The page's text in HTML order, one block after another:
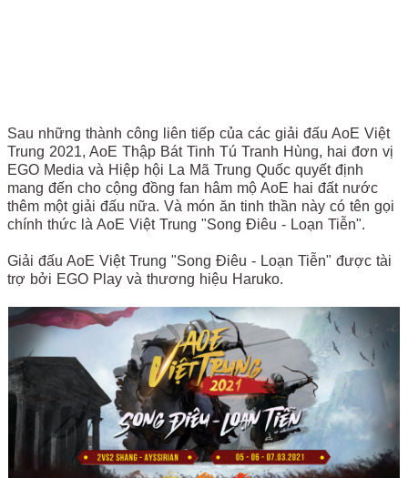
Sau những thành công liên tiếp của các giải đấu AoE Việt
Trung 2021, AoE Thập Bát Tinh Tú Tranh Hùng, hai đơn vị
EGO Media và Hiệp hội La Mã Trung Quốc quyết định
mang đến cho cộng đồng fan hâm mộ AoE hai đất nước
thêm một giải đấu nữa. Và món ăn tinh thần này có tên gọi
chính thức là AoE Việt Trung "Song Điêu - Loạn Tiễn".
Giải đấu AoE Việt Trung "Song Điêu - Loạn Tiễn" được tài
trợ bởi EGO Play và thương hiệu Haruko.